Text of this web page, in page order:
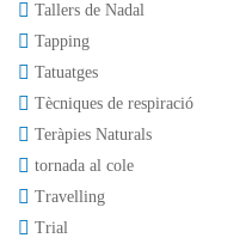
Tallers de Nadal
Tapping
Tatuatges
Tècniques de respiració
Teràpies Naturals
tornada al cole
Travelling
Trial